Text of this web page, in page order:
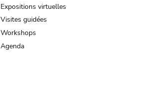
Expositions virtuelles
Visites guidées
Workshops
Agenda